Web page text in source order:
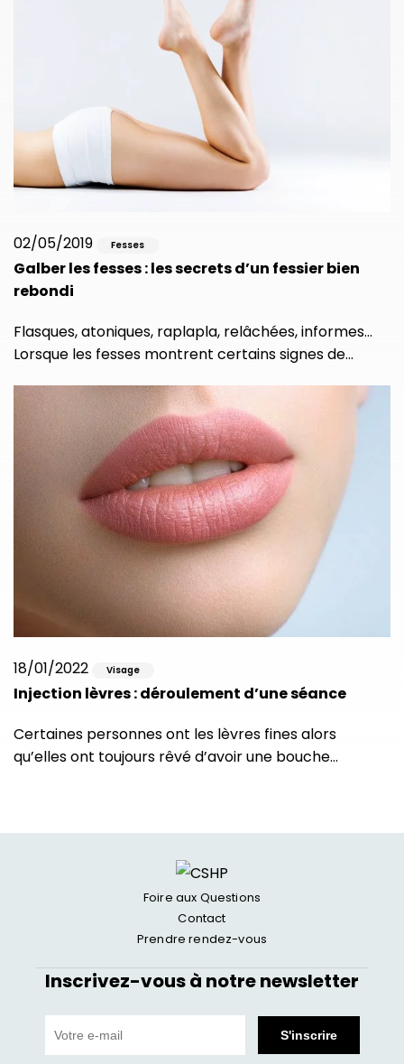
02/05/2019 Fesses
Galber les fesses : les secrets d’un fessier bien
rebondi
Flasques, atoniques, raplapla, relâchées, informes…
Lorsque les fesses montrent certains signes de…
18/01/2022 Visage
Injection lèvres : déroulement d’une séance
Certaines personnes ont les lèvres fines alors
qu’elles ont toujours rêvé d’avoir une bouche…
Foire aux Questions
Contact
Prendre rendez-vous
Inscrivez-vous à notre newsletter